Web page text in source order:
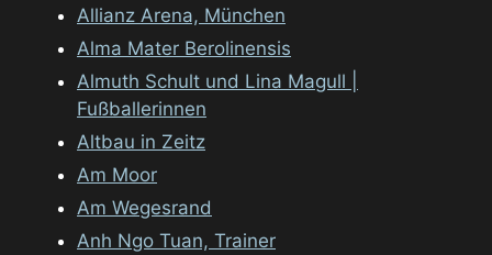
Allianz Arena, München
Alma Mater Berolinensis
Almuth Schult und Lina Magull |
Fußballerinnen
Altbau in Zeitz
Am Moor
Am Wegesrand
Anh Ngo Tuan, Trainer